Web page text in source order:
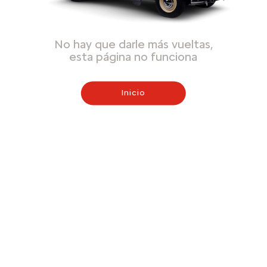
No hay que darle más vueltas,
esta página no funciona
Inicio